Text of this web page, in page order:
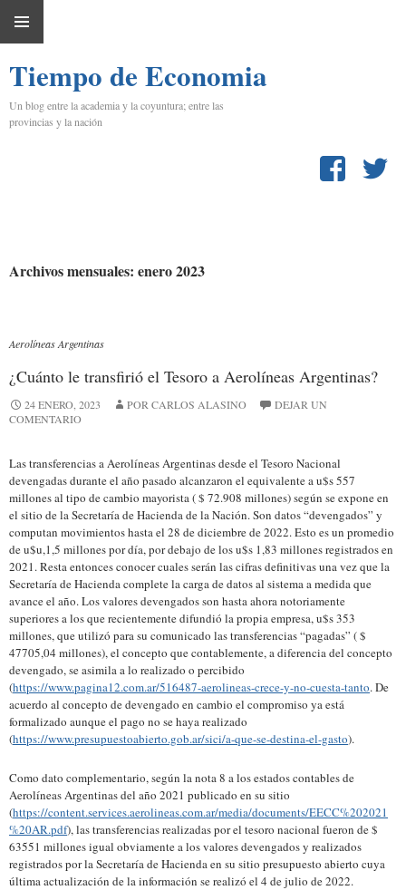
PRINCIPAL
CONTENIDO
Tiempo de Economia
Un blog entre la academia y la coyuntura; entre las
provincias y la nación
Archivos mensuales: enero 2023
Aerolíneas Argentinas
¿Cuánto le transfirió el Tesoro a Aerolíneas Argentinas?
24 ENERO, 2023 POR CARLOS ALASINO
DEJAR UN
COMENTARIO
Las transferencias a Aerolíneas Argentinas desde el Tesoro Nacional
devengadas durante el año pasado alcanzaron el equivalente a u$s 557
millones al tipo de cambio mayorista ( $ 72.908 millones) según se expone en
el sitio de la Secretaría de Hacienda de la Nación. Son datos “devengados” y
computan movimientos hasta el 28 de diciembre de 2022. Esto es un promedio
de u$u,1,5 millones por día, por debajo de los u$s 1,83 millones registrados en
2021. Resta entonces conocer cuales serán las cifras definitivas una vez que la
Secretaría de Hacienda complete la carga de datos al sistema a medida que
avance el año. Los valores devengados son hasta ahora notoriamente
superiores a los que recientemente difundió la propia empresa, u$s 353
millones, que utilizó para su comunicado las transferencias “pagadas” ( $
47705,04 millones), el concepto que contablemente, a diferencia del concepto
devengado, se asimila a lo realizado o percibido
(https://www.pagina12.com.ar/516487-aerolineas-crece-y-no-cuesta-tanto. De
acuerdo al concepto de devengado en cambio el compromiso ya está
formalizado aunque el pago no se haya realizado
(https://www.presupuestoabierto.gob.ar/sici/a-que-se-destina-el-gasto).
Como dato complementario, según la nota 8 a los estados contables de
Aerolíneas Argentinas del año 2021 publicado en su sitio
(https://content.services.aerolineas.com.ar/media/documents/EECC%202021
%20AR.pdf), las transferencias realizadas por el tesoro nacional fueron de $
63551 millones igual obviamente a los valores devengados y realizados
registrados por la Secretaría de Hacienda en su sitio presupuesto abierto cuya
última actualización de la información se realizó el 4 de julio de 2022.